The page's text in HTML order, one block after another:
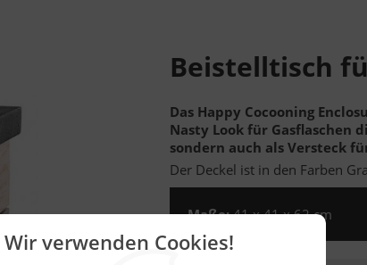
Wir verwenden Cookies!
Beistelltisch
Das Happy Cocooning
Nasty Look für Gasflaschen
sondern auch als Versteck
Der Deckel ist in den Farben
Maße:41 x 41 x 62 cm